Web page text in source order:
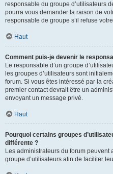
responsable du groupe d’utilisateurs
pourra vous demander la raison de
responsable de groupe s’il refuse
Haut
Comment puis-je devenir le
Le responsable d’un groupe
les groupes d’utilisateurs sont
forum. Si vous êtes intéressé par la
premier contact devrait être un
envoyant un message privé.
Haut
Pourquoi certains groupes
différente ?
Les administrateurs du forum peuvent
groupe d’utilisateurs afin de faciliter